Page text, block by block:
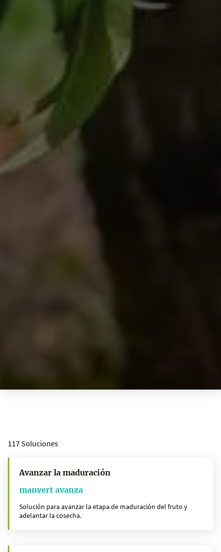
117 Soluciones
Avanzar la maduración
manvert avanza
Solución para avanzar la etapa de maduración del fruto y
adelantar la cosecha.